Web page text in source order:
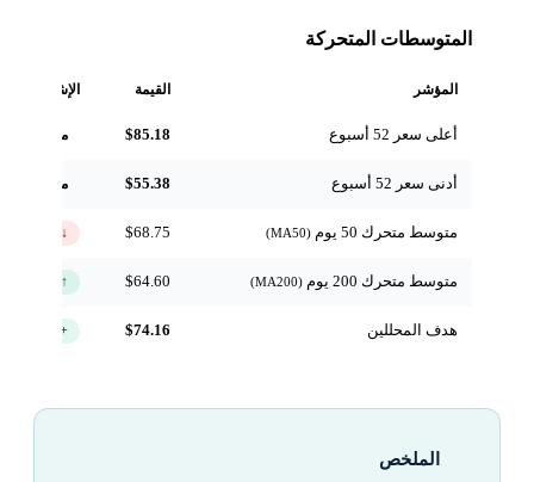
المتوسطات المتحركة
المؤشر القيمة الإشارة
أعلى سعر 52 أسبوع $85.18 مرجعي
أدنى سعر 52 أسبوع $55.38 مرجعي
متوسط متحرك 50 يوم $68.75 ↓ تحت
متوسط متحرك 200 يوم $64.60 ↑ فوق
هدف المحللين $74.16
+10.7%
الملخص